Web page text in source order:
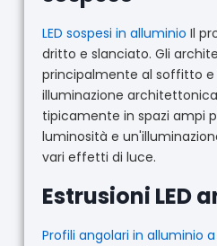
LED sospesi in alluminio Il
dritto e slanciato. Gli
principalmente al soffitto e
illuminazione
tipicamente in spazi ampi
luminosità e
vari effetti di luce.
Estrusioni LED
Profili angolari in alluminio a